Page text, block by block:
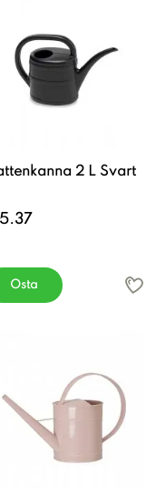
2 L Svart
Osta